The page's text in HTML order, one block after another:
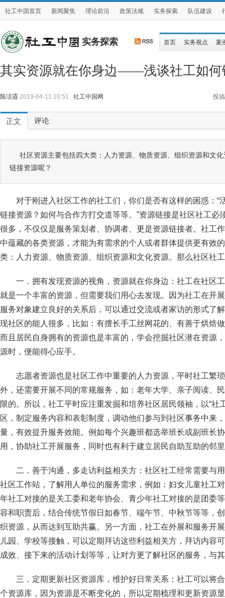
社工中国首页 新闻聚焦 理论前沿 政策法规 实务探索 队伍建设
实务探索 首页 实务视点 案
其实资源就在你身边——浅谈社工如何
陈洁霞 2019-04-11 10:51 社工中国网 投搞
正文 评论
社区资源主要包括四大类：人力资源、物质资源、组织资源和文
链接资源呢？
对于刚进入社区工作的社工们，你们是否有这样的困惑：“
链接资源？如何与合作方打交道等等。”资源链接是社区社工必
很多，不仅仅是服务策划者、协调者、更是资源链接者。社工
中蕴藏的各类资源，才能为有需求的个人或者群体提供更有效
类：人力资源、物质资源、组织资源和文化资源。那么社区社
一．拥有发现资源的视角，资源就在你身边：社工在社区
就是一个丰富的资源，但需要我们用心去发现。因为社工在开
服务对象建立良好的关系后，可以通过交流或者家访的形式了
现社区的能人很多，比如：有擅长手工丝网花的、有善于烘焙
而且居民自身拥有的资源也是丰富的，学会挖掘社区潜在资源
源时，便能得心应手。
志愿者资源也是社区工作中重要的人力资源，平时社工繁
外，还需要开展不同的常规服务，如：老年大学、亲子阅读、
限的。所以，社工平时应注重发掘和培养社区居民领袖，以“社
区，制定服务内容和表彰制度，调动他们参与到社区事务中来
量，有效提升服务效能。例如每个兴趣班都选举班长或副班长
用，协助社工开展服务，同时也有利于建立居民自助互助的邻
二．善于沟通，多走访利益相关方：社区社工经常需要与
社区工作站，了解用人单位的服务需求，例如：妇女儿童社工
年社工对接的是关工委和老年协会、青少年社工对接的是团委
容和职责后，结合传统节假日如春节、端午节、中秋节等等，
织资源，从而达到互助共赢。另一方面，社工在外展和服务开
儿园、学校等接触，可以定期拜访这些利益相关方，拜访内容
成效、接下来的活动计划等等，让对方更了解社区的服务，与
三．定期更新社区资源库，维护好日常关系：社工可以将
个资源库，因为资源是不断变化的，所以定期梳理和更新资源